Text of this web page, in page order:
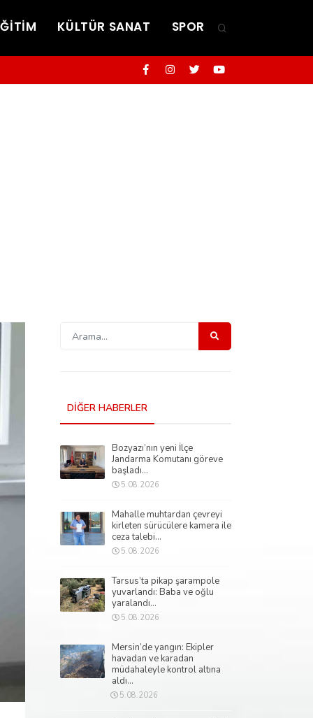
KÜLTÜR SANAT SPOR
DİĞER HABERLER
Bozyazı’nın yeni İlçe
Jandarma Komutanı göreve
başladı...
5.08.2026
Mahalle muhtardan çevreyi
kirleten sürücülere kamera ile
ceza talebi...
5.08.2026
Tarsus’ta pikap şarampole
yuvarlandı: Baba ve oğlu
yaralandı...
5.08.2026
Mersin’de yangın: Ekipler
havadan ve karadan
müdahaleyle kontrol altına
aldı...
5.08.2026